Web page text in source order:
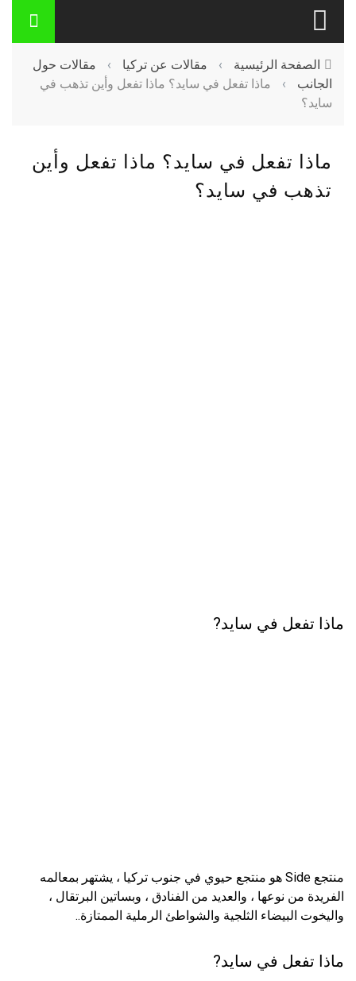
الصفحة الرئيسية › مقالات عن تركيا ›
مقالات حول
الجانب
›
ماذا تفعل في سايد؟ ماذا تفعل وأين تذهب في
سايد؟
ماذا تفعل في سايد؟ ماذا تفعل وأين
تذهب في سايد؟
ماذا تفعل في سايد?
منتجع Side هو منتجع حيوي في جنوب تركيا ، يشتهر بمعالمه
الفريدة من نوعها ، والعديد من الفنادق ، وبساتين البرتقال ،
واليخوت البيضاء الثلجية والشواطئ الرملية الممتازة..
ماذا تفعل في سايد?